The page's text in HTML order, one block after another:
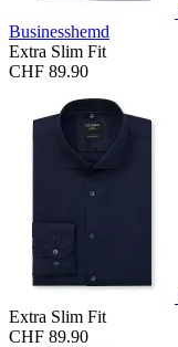
Businesshemd
Extra Slim Fit
CHF 89.90
Extra Slim Fit
CHF 89.90